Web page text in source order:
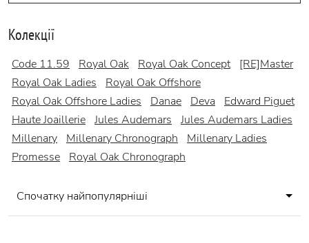
Колекції
Code 11.59 Royal Oak Royal Oak Concept
[RE]Master
Royal Oak Ladies
Royal Oak Offshore
Royal Oak Offshore Ladies
Danae Deva
Edward Piguet
Haute Joaillerie Jules Audemars
Jules Audemars Ladies
Millenary
Millenary Chronograph
Millenary Ladies
Promesse
Royal Oak Chronograph
Спочатку найпопулярніші